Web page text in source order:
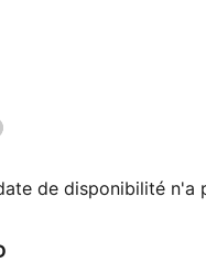
de disponibilité n'a